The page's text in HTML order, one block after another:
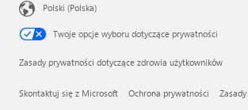
Polski (Polska)
Twoje opcje wyboru dotyczące prywatności
Zasady prywatności dotyczące zdrowia użytkowników
Skontaktuj się z Microsoft Ochrona prywatności